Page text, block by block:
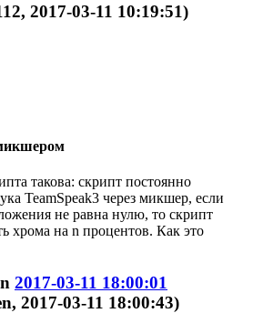
2017-03-11 10:19:51)
такова: скрипт постоянно
TeamSpeak3 через микшер, если
не равна нулю, то скрипт
хрома на n процентов. Как это
2017-03-11 18:00:01
2017-03-11 18:00:43)